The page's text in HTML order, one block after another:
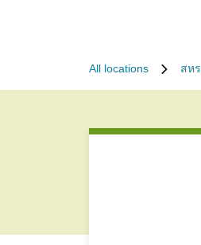
All locations สห